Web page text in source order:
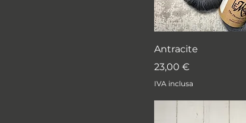
Antracite
Prezzo
23,00 €
IVA inclusa